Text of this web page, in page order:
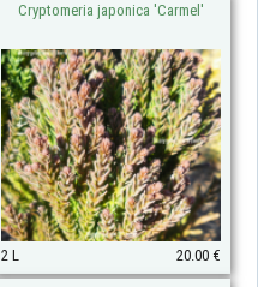
Cryptomeria japonica 'Carmel'
2 L 20.00 €